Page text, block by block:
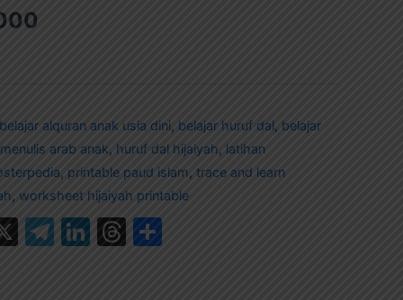
belajar alquran anak usia dini belajar huruf dal, belajar
arab anak, huruf dal hijaiyah latihan
printable paud islam, trace and learn
worksheet hijaiyah printable
X Telegram
LinkedIn
Threads